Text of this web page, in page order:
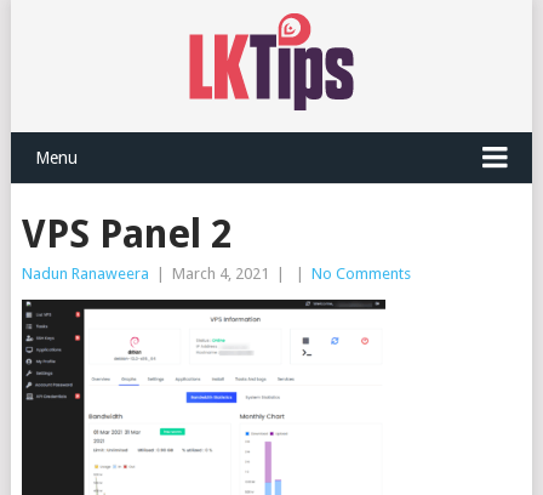
Menu
VPS Panel 2
Nadun Ranaweera March 4, 2021 No Comments